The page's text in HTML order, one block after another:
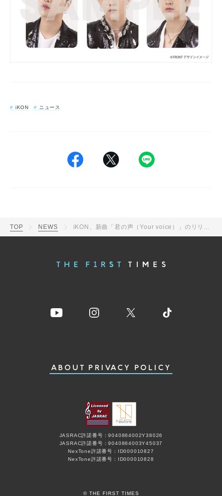
iKON ニュース
TOP NEWS iKON、新曲「君の声（Your voice）」のリリックビデオ公開！ ライブBD＆DVDのトレーラーも解禁
ABOUT PRIVACY POLICY
JASRAC許諾番号：9040864002Y38026
JASRAC許諾番号：9040864003Y45037
NexTone許諾番号：ID000010827
NexTone許諾番号：ID000010828
© THE FIRST TIMES